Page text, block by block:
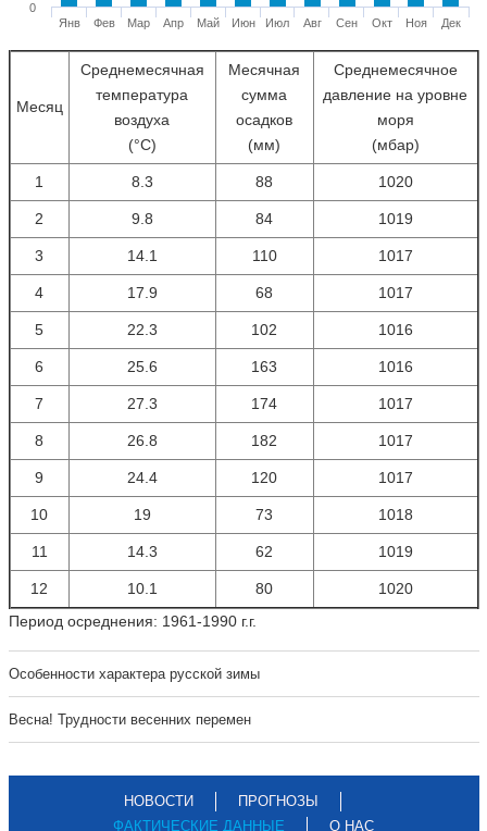
Янв Фев Мар Апр Май Июн Июл Авг Сен Окт Ноя Дек
0
Месяц
Среднемесячная
температура
воздуха
(°С)
Месячная
сумма
осадков
(мм)
Среднемесячное
давление на уровне
моря
(мбар)
1 8.3 88 1020
2 9.8 84 1019
3 14.1 110 1017
4 17.9 68 1017
5 22.3 102 1016
6 25.6 163 1016
7 27.3 174 1017
8 26.8 182 1017
9 24.4 120 1017
10 19 73 1018
11 14.3 62 1019
12 10.1 80
1020
Период осреднения: 1961-1990 г.г.
Особенности характера русской зимы
Весна! Трудности весенних перемен
НОВОСТИ
ПРОГНОЗЫ
ФАКТИЧЕСКИЕ ДАННЫЕ
О НАС